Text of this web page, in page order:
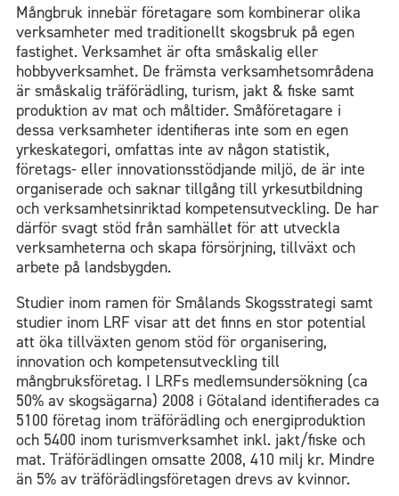
Mångbruk innebär företagare som kombinerar olika
verksamheter med traditionellt skogsbruk på egen
fastighet. Verksamhet är ofta småskalig eller
hobbyverksamhet. De främsta verksamhetsområdena
är småskalig träförädling, turism, jakt & fiske samt
produktion av mat och måltider. Småföretagare i
dessa verksamheter identifieras inte som en egen
yrkeskategori, omfattas inte av någon statistik,
företags- eller innovationsstödjande miljö, de är inte
organiserade och saknar tillgång till yrkesutbildning
och verksamhetsinriktad kompetensutveckling. De har
därför svagt stöd från samhället för att utveckla
verksamheterna och skapa försörjning, tillväxt och
arbete på landsbygden.
Studier inom ramen för Smålands Skogsstrategi samt
studier inom LRF visar att det finns en stor potential
att öka tillväxten genom stöd för organisering,
innovation och kompetensutveckling till
mångbruksföretag. I LRFs medlemsundersökning (ca
50% av skogsägarna) 2008 i Götaland identifierades ca
5100 företag inom träförädling och energiproduktion
och 5400 inom turismverksamhet inkl. jakt/fiske och
mat. Träförädlingen omsatte 2008, 410 milj kr. Mindre
än 5% av träförädlingsföretagen drevs av kvinnor.